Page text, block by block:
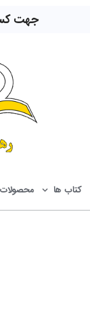
جهت
کتاب ها